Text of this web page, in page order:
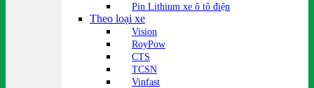
Pin Lithium xe ô tô điện
Theo loại xe
Vision
RoyPow
CTS
TCSN
Vinfast